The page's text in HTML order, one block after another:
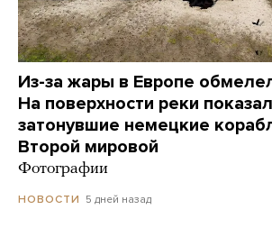
Из-за жары в Европе
На поверхности реки
затонувшие немецкие
Второй мировой
Фотографии
НОВОСТИ 5 дней назад